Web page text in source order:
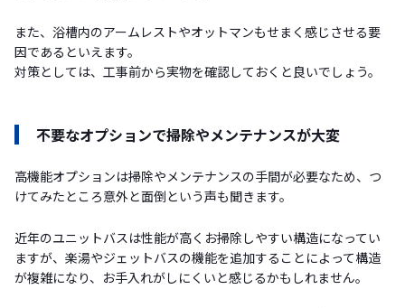
また、浴槽内のアームレストやオットマンもせまく感じさせる要
因であるといえます。
対策としては、工事前から実物を確認しておくと良いでしょう。
不要なオプションで掃除やメンテナンスが大変
高機能オプションは掃除やメンテナンスの手間が必要なため、つ
けてみたところ意外と面倒という声も聞きます。
近年のユニットバスは性能が高くお掃除しやすい構造になってい
ますが、楽湯やジェットバスの機能を追加することによって構造
が複雑になり、お手入れがしにくいと感じるかもしれません。